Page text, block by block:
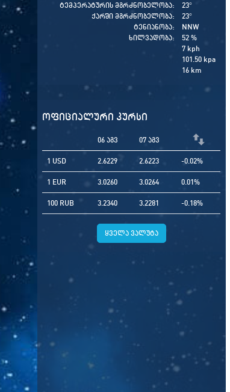
ტემპერატურის მგრძნობელობა:
ქარში მგრძნობელობა:
ტენიანობა:
ხილვადობა:
23°
23°
NNW
52 %
7 kph
101.50 kpa
16 km
ოფიციალური კურსი
06 აგვ 07 აგვ
1 USD 2.6229 2.6223 -0.02%
1 EUR 3.0260 3.0264 0.01%
100 RUB 3.2340 3.2281 -0.18%
ყველა ვალუტა